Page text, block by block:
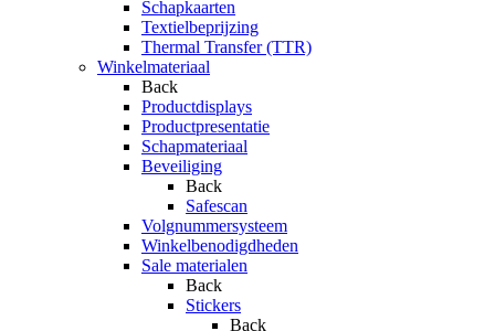
Schapkaarten
Textielbeprijzing
Thermal Transfer (TTR)
Winkelmateriaal
Back
Productdisplays
Productpresentatie
Schapmateriaal
Beveiliging
Back
Safescan
Volgnummersysteem
Winkelbenodigdheden
Sale materialen
Back
Stickers
Back